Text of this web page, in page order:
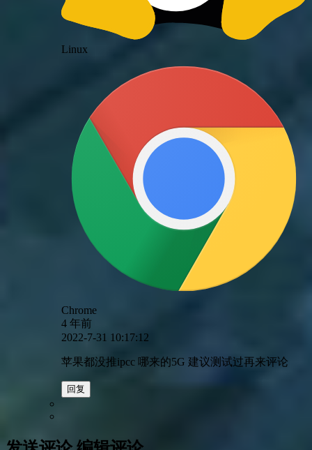
Linux
Chrome
4 年前
2022-7-31 10:17:12
苹果都没推ipcc 哪来的5G 建议测试过再来评论
回复